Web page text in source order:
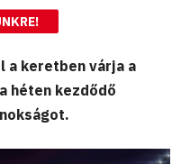
a keretben várja a
héten kezdődő